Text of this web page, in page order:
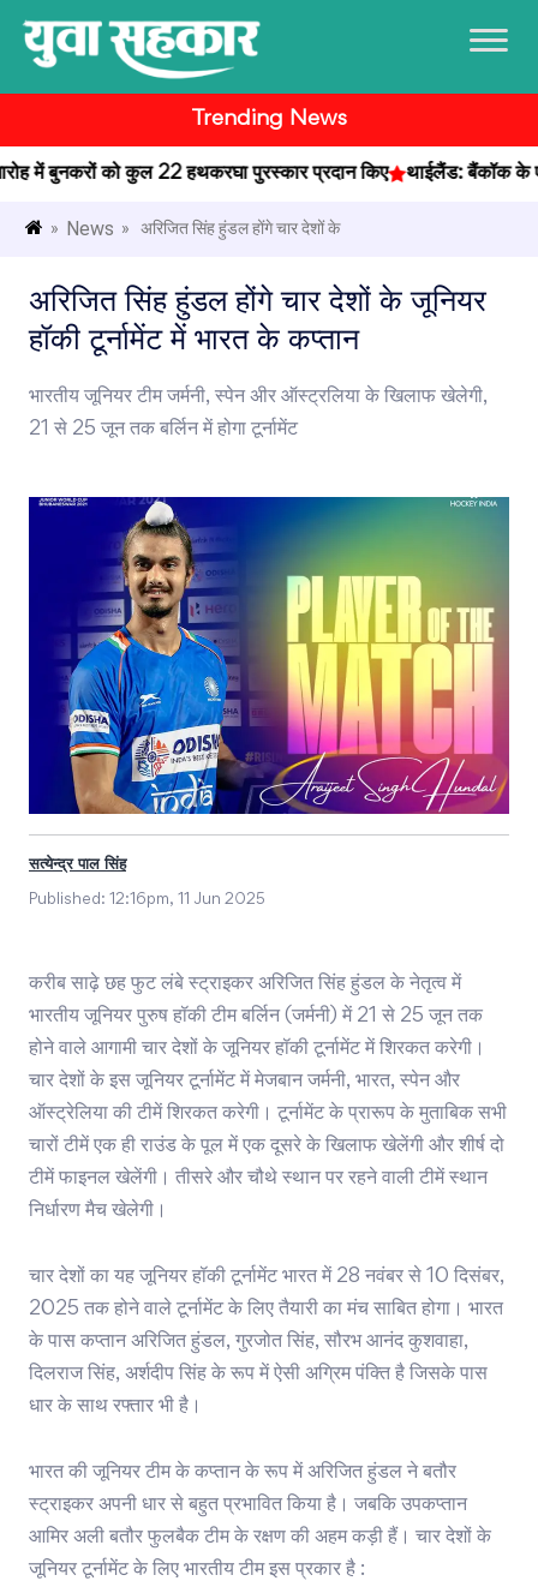
Trending News
में बुनकरों को कुल 22 हथकरघा पुरस्कार प्रदान किए थाईलैंड: बैंकॉक के एक
» News » अरिजित सिंह हुंडल होंगे चार देशों के
अरिजित सिंह हुंडल होंगे चार देशों के जूनियर
हॉकी टूर्नामेंट में भारत के कप्तान
भारतीय जूनियर टीम जर्मनी, स्पेन अीर ऑस्ट्रलिया के खिलाफ खेलेगी,
21 से 25 जून तक बर्लिन में होगा टूर्नामेंट
सत्येन्द्र पाल सिंह
Published: 12:16pm, 11 Jun 2025
करीब साढ़े छह फुट लंबे स्ट्राइकर अरिजित सिंह हुंडल के नेतृत्व में
भारतीय जूनियर पुरुष हॉकी टीम बर्लिन (जर्मनी) में 21 से 25 जून तक
होने वाले आगामी चार देशों के जूनियर हॉकी टूर्नामेंट में शिरकत करेगी।
चार देशों के इस जूनियर टूर्नामेंट में मेजबान जर्मनी, भारत, स्पेन और
ऑस्ट्रेलिया की टीमें शिरकत करेगी। टूर्नामेंट के प्रारूप के मुताबिक सभी
चारों टीमें एक ही राउंड के पूल में एक दूसरे के खिलाफ खेलेंगी और शीर्ष दो
टीमें फाइनल खेलेंगी। तीसरे और चौथे स्थान पर रहने वाली टीमें स्थान
निर्धारण मैच खेलेगी।
चार देशों का यह जूनियर हॉकी टूर्नामेंट भारत में 28 नवंबर से 10 दिसंबर,
2025 तक होने वाले टूर्नामेंट के लिए तैयारी का मंच साबित होगा। भारत
के पास कप्तान अरिजित हुंडल, गुरजोत सिंह, सौरभ आनंद कुशवाहा,
दिलराज सिंह, अर्शदीप सिंह के रूप में ऐसी अग्रिम पंक्ति है जिसके पास
धार के साथ रफ्तार भी है।
भारत की जूनियर टीम के कप्तान के रूप में अरिजित हुंडल ने बतौर
स्ट्राइकर अपनी धार से बहुत प्रभावित किया है। जबकि उपकप्तान
आमिर अली बतौर फुलबैक टीम के रक्षण की अहम कड़ी हैं। चार देशों के
जूनियर टूर्नामेंट के लिए भारतीय टीम इस प्रकार है :